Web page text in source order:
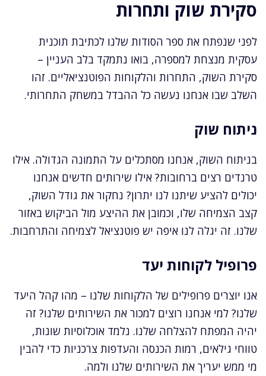
סקירת שוק ותחרות
לפני שנפתח את ספר הסודות שלנו לכתיבת תוכנית
עסקית מנצחת למספרה, בואו נתמקד בלב העניין –
סקירת השוק, התחרות והלקוחות הפוטנציאליים. זהו
השלב שבו אנחנו נעשה כל ההבדל במשחק התחרותי.
ניתוח שוק
בניתוח השוק, אנחנו מסתכלים על התמונה הגדולה. אילו
טרנדים רצים ברחובות? אילו שירותים חדשים אנחנו
יכולים להציע שיתנו לנו יתרון? נחקור את גודל השוק,
קצב הצמיחה שלו, וכמובן את ההיצע מול הביקוש באזור
שלנו. זה יגלה לנו איפה יש פוטנציאל לצמיחה והתרחבות.
פרופיל לקוחות יעד
אנו יוצרים פרופילים של הלקוחות שלנו – מהו קהל היעד
שלנו? למי אנחנו רוצים למכור את השירותים שלנו? זה
יהיה המפתח להצלחה שלנו. נלמד אוכלוסיות שונות,
טווחי גילאים, רמות הכנסה והעדפות צרכניות כדי להבין
מי ממש יעריך את השירותים שלנו ולמה.